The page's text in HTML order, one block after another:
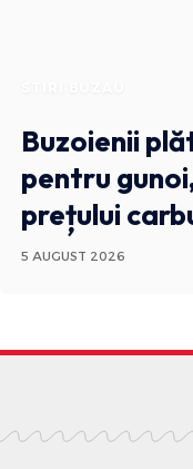
Buzoienii
pentru
prețului
5 AUGUST 2026